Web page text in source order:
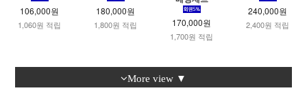
106,000원
1,060원 적립
180,000원
1,800원 적립 170,000원
1,700원 적립
240,000원
2,400원 적립
More view ▼